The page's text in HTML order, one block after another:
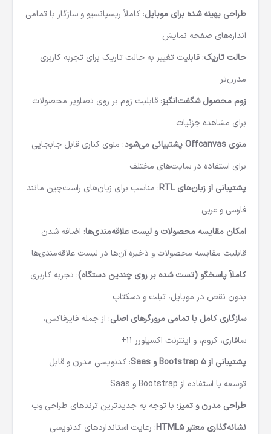
طراحی بهینه شده برای موبایل: کاملاً ریسپانسیو و سازگار با تمامی
اندازه‌های صفحه نمایش
حالت تاریک: قابلیت تغییر به حالت تاریک برای تجربه کاربری
مدرن‌تر
زوم محصول شگفت‌انگیز: قابلیت زوم بر روی تصاویر محصولات
برای مشاهده جزئیات
منوی Offcanvasپشتیبانی می‌شود: منوی کناری قابل جابجایی
برای استفاده در سایت‌های مختلف
پشتیبانی از زبان‌های RTL: مناسب برای زبان‌های راست‌چین مانند
فارسی و عربی
امکان مقایسه محصولات و لیست علاقه‌مندی‌ها: اضافه شدن
قابلیت مقایسه محصولات و ذخیره آن‌ها در لیست علاقه‌مندی‌ها
کاملاً پاسخگو (تست شده بر روی چندین دستگاه): تجربه کاربری
بدون نقص در موبایل، تبلت و دسکتاپ
سازگاری کامل با تمامی مرورگرهای اصلی: از جمله فایرفاکس،
سافاری، کروم، و اینترنت اکسپلورر 11+
پشتیبانی از Bootstrap 5و Saas: کدنویسی مدرن و قابل
توسعه با استفاده از Bootstrap و Saas
طراحی مدرن و تمیز: با توجه به جدیدترین ترندهای طراحی وب
نشانه‌گذاری معتبر HTML5: رعایت استانداردهای کدنویسی